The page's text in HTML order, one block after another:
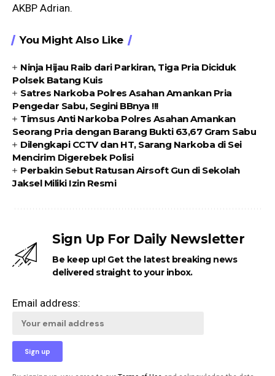
AKBP Adrian.
You Might Also Like
Ninja Hijau Raib dari Parkiran, Tiga Pria Diciduk
Polsek Batang Kuis
Satres Narkoba Polres Asahan Amankan Pria
Pengedar Sabu, Segini BBnya !!!
Timsus Anti Narkoba Polres Asahan Amankan
Seorang Pria dengan Barang Bukti 63,67 Gram Sabu
Dilengkapi CCTV dan HT, Sarang Narkoba di Sei
Mencirim Digerebek Polisi
Perbakin Sebut Ratusan Airsoft Gun di Sekolah
Jaksel Miliki Izin Resmi
Sign Up For Daily Newsletter
Be keep up! Get the latest breaking news
delivered straight to your inbox.
Email address: